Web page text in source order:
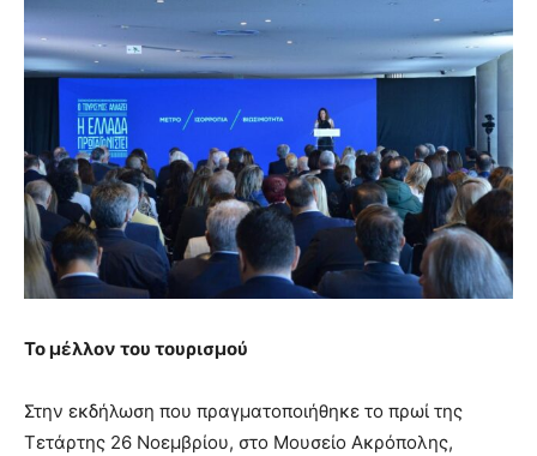
Το μέλλον του τουρισμού
Στην εκδήλωση που πραγματοποιήθηκε το πρωί της
Τετάρτης 26 Νοεμβρίου, στο Μουσείο Ακρόπολης,